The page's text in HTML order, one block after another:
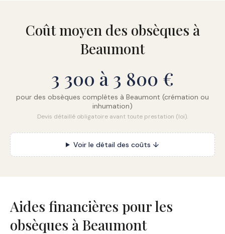
Coût moyen des obsèques à
Beaumont
3 300 à 3 800 €
pour des obsèques complètes à Beaumont (crémation ou
inhumation)
Devis détaillé obligatoire avant toute prestation (loi).
Voir le détail des coûts ↓
Aides financières pour les
obsèques à Beaumont